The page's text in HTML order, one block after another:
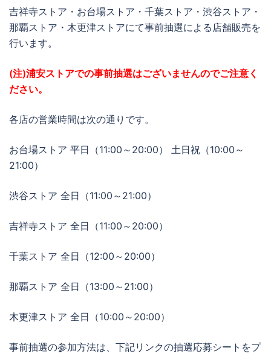
吉祥寺ストア・お台場ストア・千葉ストア・渋谷ストア・
那覇ストア・木更津ストアにて事前抽選による店舗販売を
行います。
(注)浦安ストアでの事前抽選はございませんのでご注意く
ださい。
各店の営業時間は次の通りです。
お台場ストア 平日（11:00～20:00） 土日祝（10:00～
21:00）
渋谷ストア 全日（11:00～21:00）
吉祥寺ストア 全日（11:00～20:00）
千葉ストア 全日（12:00～20:00）
那覇ストア 全日（13:00～21:00）
木更津ストア 全日（10:00～20:00）
事前抽選の参加方法は、下記リンクの抽選応募シートをプ